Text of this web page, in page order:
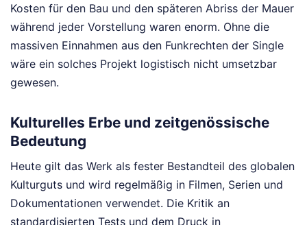
Kosten für den Bau und den späteren Abriss der Mauer
während jeder Vorstellung waren enorm. Ohne die
massiven Einnahmen aus den Funkrechten der Single
wäre ein solches Projekt logistisch nicht umsetzbar
gewesen.
Kulturelles Erbe und zeitgenössische
Bedeutung
Heute gilt das Werk als fester Bestandteil des globalen
Kulturguts und wird regelmäßig in Filmen, Serien und
Dokumentationen verwendet. Die Kritik an
standardisierten Tests und dem Druck in